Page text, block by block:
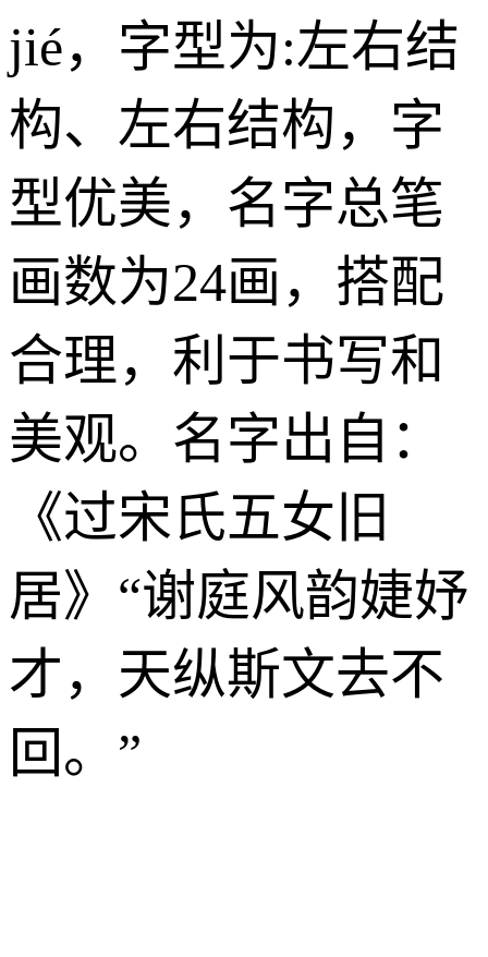
jié，字型为:左右结
构、左右结构，字
型优美，名字总笔
画数为24画，搭配
合理，利于书写和
美观。名字出自：
《过宋氏五女旧
居》“谢庭风韵婕妤
才，天纵斯文去不
回。”